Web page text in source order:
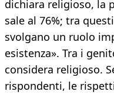
dichiara religioso, la
sale al 76%; tra
svolgano un ruolo
esistenza». Tra i
considera religioso.
rispondenti, le